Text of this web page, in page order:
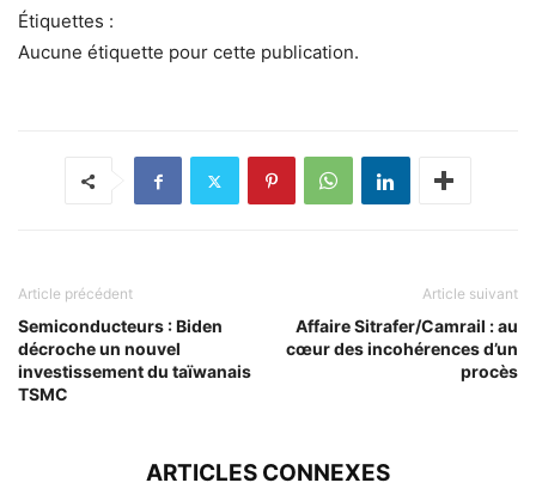
Étiquettes :
Aucune étiquette pour cette publication.
Article précédent
Semiconducteurs : Biden
décroche un nouvel
investissement du taïwanais
TSMC
Article suivant
Affaire Sitrafer/Camrail : au
cœur des incohérences d’un
procès
ARTICLES CONNEXES